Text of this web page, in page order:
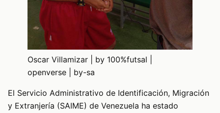
Oscar Villamizar | by 100%futsal |
openverse | by-sa
El Servicio Administrativo de Identificación, Migración
y Extranjería (SAIME) de Venezuela ha estado